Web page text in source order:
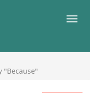
"Because"